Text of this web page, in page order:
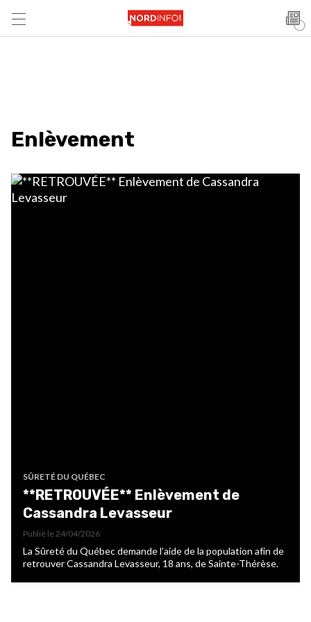
Enlèvement
SÛRETÉ DU QUÉBEC
**RETROUVÉE** Enlèvement de
Cassandra Levasseur
Publié le 24/04/2026
La Sûreté du Québec demande l’aide de la population afin de
retrouver Cassandra Levasseur, 18 ans, de Sainte-Thérèse.